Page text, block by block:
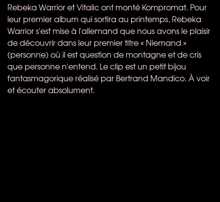
Rebeka Warrior et Vitalic ont monté Kompromat. Pour
leur premier album qui sortira au printemps, Rebeka
Warrior s'est mise à l'allemand que nous avons le plaisir
de découvrir dans leur premier titre « Niemand »
(personne) où il est question de montagne et de cris
que personne n'entend. Le clip est un petit bijou
fantasmagorique réalisé par Bertrand Mandico. À voir
et écouter absolument.